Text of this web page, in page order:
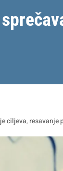
ciljeva, resavanje